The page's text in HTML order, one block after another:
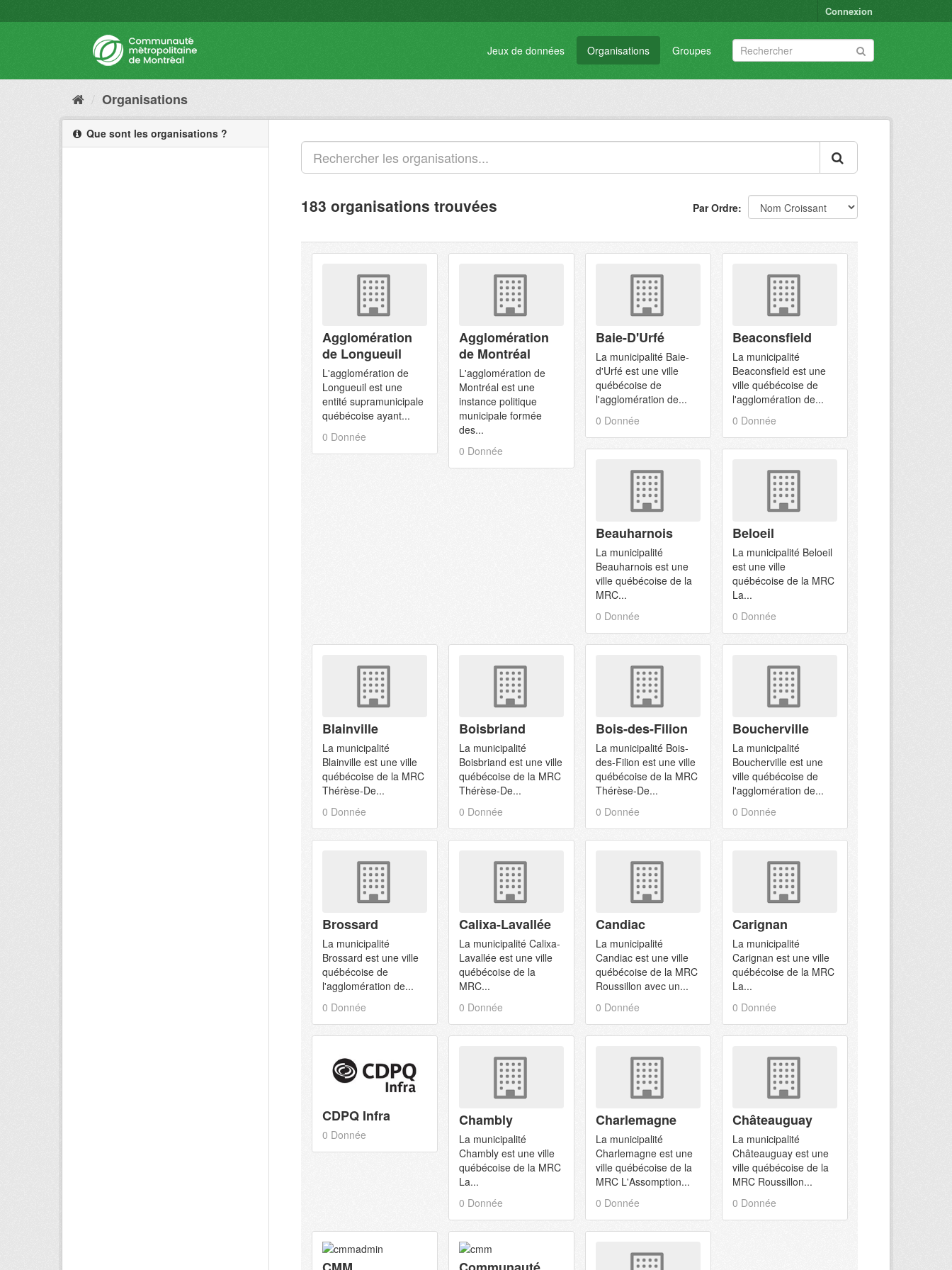
Connexion
Jeux de données Organisations Groupes
Organisations
Que sont les organisations ?
Par Ordre
183 organisations trouvées
Agglomération
de Longueuil
L'agglomération de
Longueuil est une
entité supramunicipale
québécoise ayant...
0 Donnée
Agglomération
de Montréal
L'agglomération de
Montréal est une
instance politique
municipale formée
des...
0 Donnée
Baie-D'Urfé
La municipalité Baie-
d'Urfé est une ville
québécoise de
l'agglomération de...
0 Donnée
Beaconsfield
La municipalité
Beaconsfield est une
ville québécoise de
l'agglomération de...
0 Donnée
Beauharnois
La municipalité
Beauharnois est une
ville québécoise de la
MRC...
0 Donnée
Beloeil
La municipalité Beloeil
est une ville
québécoise de la MRC
La...
0 Donnée
Blainville
La municipalité
Blainville est une ville
québécoise de la MRC
Thérèse-De...
0 Donnée
Boisbriand
La municipalité
Boisbriand est une ville
québécoise de la MRC
Thérèse-De...
0 Donnée
Bois-des-Filion
La municipalité Bois-
des-Filion est une ville
québécoise de la MRC
Thérèse-De...
0 Donnée
Boucherville
La municipalité
Boucherville est une
ville québécoise de
l'agglomération de...
0 Donnée
Brossard
La municipalité
Brossard est une ville
québécoise de
l'agglomération de...
0 Donnée
Calixa-Lavallée
La municipalité Calixa-
Lavallée est une ville
québécoise de la
MRC...
0 Donnée
Candiac
La municipalité
Candiac est une ville
québécoise de la MRC
Roussillon avec un...
0 Donnée
Carignan
La municipalité
Carignan est une ville
québécoise de la MRC
La...
0 Donnée
CDPQ Infra
0 Donnée
Chambly
La municipalité
Chambly est une ville
québécoise de la MRC
La...
0 Donnée
Charlemagne
La municipalité
Charlemagne est une
ville québécoise de la
MRC L'Assomption...
0 Donnée
Châteauguay
La municipalité
Châteauguay est une
ville québécoise de la
MRC Roussillon...
0 Donnée